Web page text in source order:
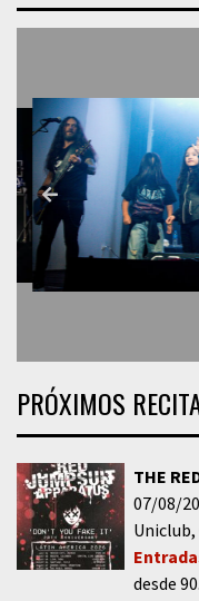
PRÓXIMOS
THE
07/08/
Uniclub
desde